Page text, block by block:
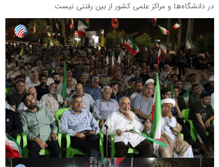
در دانشگاه‌ها و مراکز علمی کشور از بین رفتنی نیست.